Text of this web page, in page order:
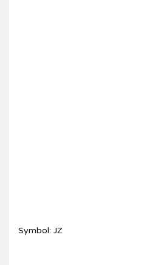
Symbol: JZ